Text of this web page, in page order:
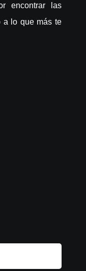
encontrar las
a lo que más te